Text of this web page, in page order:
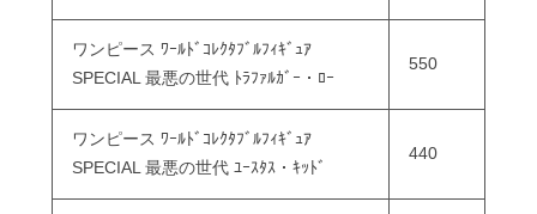
ワンピース ﾜｰﾙﾄﾞｺﾚｸﾀﾌﾞﾙﾌｨｷﾞｭｱ
SPECIAL 最悪の世代 ﾄﾗﾌｧﾙｶﾞｰ・ﾛｰ
550
ワンピース ﾜｰﾙﾄﾞｺﾚｸﾀﾌﾞﾙﾌｨｷﾞｭｱ
SPECIAL 最悪の世代 ﾕｰｽﾀｽ・ｷｯﾄﾞ
440